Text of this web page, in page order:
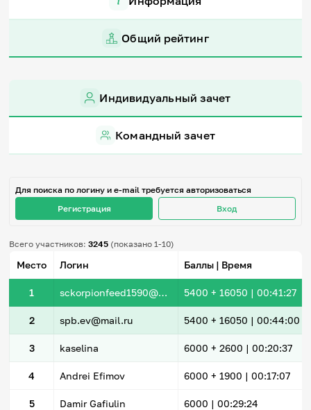
Знания в тестах
Педагогам
Школа наставников
IT-урок
English
Регистрация Вход
Задать вопрос
Общий рейтинг
Индивидуальный зачет
Командный зачет
Для поиска по логину и e-mail требуется авторизоваться
Регистрация
Вход
Всего участников:3245 (показано 1-10)
Место Логин Баллы | Время
1 sckorpionfeed1590@mail.ru 5400 + 16050 | 00:41:27
2 spb.ev@mail.ru 5400 + 16050 | 00:44:00
3 kaselina 6000 + 2600 | 00:20:37
4 Andrei Efimov 6000 + 1900 | 00:17:07
5 Damir Gafiulin 6000 | 00:29:24